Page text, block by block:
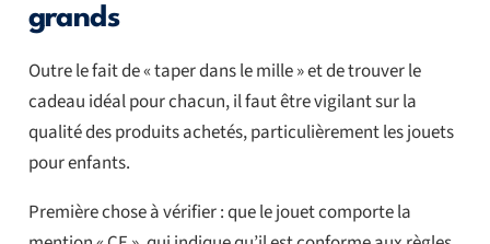
grands
Outre le fait de « taper dans le mille » et de trouver le
cadeau idéal pour chacun, il faut être vigilant sur la
qualité des produits achetés, particulièrement les jouets
pour enfants.
Première chose à vérifier : que le jouet comporte la